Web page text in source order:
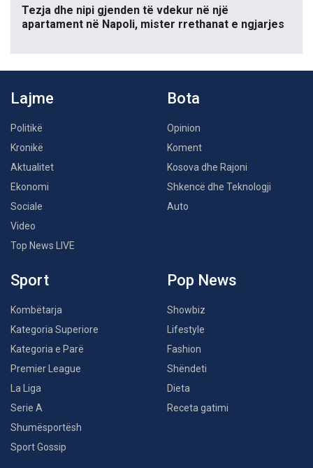
Tezja dhe nipi gjenden të vdekur në një
apartament në Napoli, mister rrethanat e ngjarjes
Lajme
Politikë
Kronikë
Aktualitet
Ekonomi
Sociale
Video
Top News LIVE
Bota
Opinion
Koment
Kosova dhe Rajoni
Shkencë dhe Teknologji
Auto
Sport
Kombëtarja
Kategoria Superiore
Kategoria e Parë
Premier League
La Liga
Serie A
Shumësportësh
Sport Gossip
Pop News
Showbiz
Lifestyle
Fashion
Shëndeti
Dieta
Receta gatimi